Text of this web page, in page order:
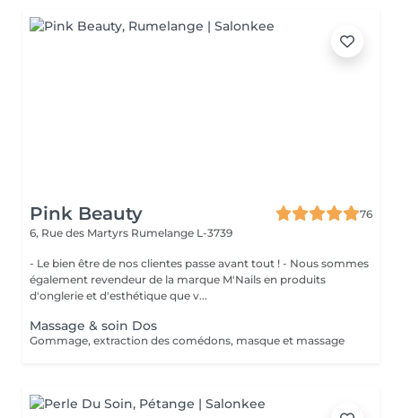
Pink Beauty
76
6, Rue des Martyrs Rumelange L-3739
- Le bien être de nos clientes passe avant tout ! - Nous sommes
également revendeur de la marque M'Nails en produits
d'onglerie et d'esthétique que v...
Massage & soin Dos
Gommage, extraction des comédons, masque et massage